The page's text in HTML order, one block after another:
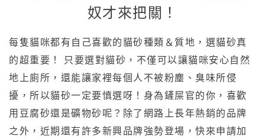
奴才來把關！
每隻貓咪都有自己喜歡的貓砂種類＆質地，選貓砂真
的超重要！ 只要選對貓砂，不僅可以讓貓咪安心自然
地上廁所，還能讓家裡每個人不被粉塵、臭味所侵
擾，所以貓砂一定要慎選呀！身為鏟屎官的你，喜歡
用豆腐砂還是礦物砂呢？除了網路上長年熱銷的品牌
之外，近期還有許多新興品牌強勢登場，快來申請加